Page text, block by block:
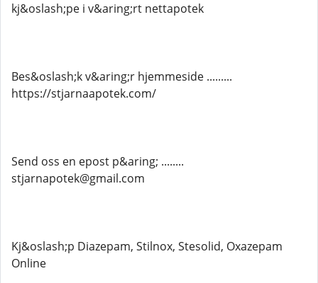
kj&oslash;pe i v&aring;rt nettapotek
Bes&oslash;k v&aring;r hjemmeside .........
https://stjarnaapotek.com/
Send oss ​​en epost p&aring; ........
stjarnapotek@gmail.com
Kj&oslash;p Diazepam, Stilnox, Stesolid, Oxazepam
Online